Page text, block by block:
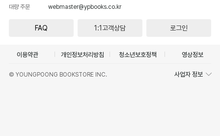
대량 주문
webmaster@ypbooks.co.kr
FAQ 1:1고객상담 로그인
이용약관 개인정보처리방침 청소년보호정책 영상정보
© YOUNGPOONG BOOKSTORE INC. 사업자 정보